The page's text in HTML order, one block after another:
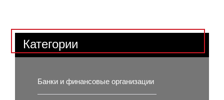
Категории
Банки и финансовые организации